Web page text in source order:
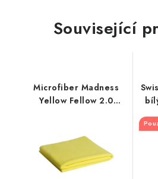
Související
Microfiber Madness
Yellow Fellow 2.0